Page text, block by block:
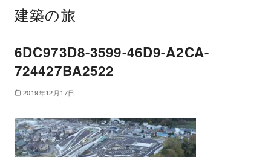
建築の旅
6DC973D8-3599-46D9-A2CA-
724427BA2522
2019年12月17日